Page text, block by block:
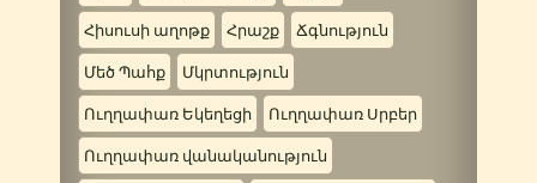
Հիսուսի աղոթք Հրաշք Ճգնություն
Մեծ Պահք Մկրտություն
Ուղղափառ Եկեղեցի Ուղղափառ Սրբեր
Ուղղափառ վանականություն